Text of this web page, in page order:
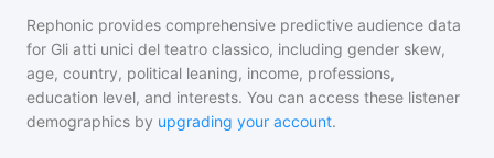
Rephonic provides comprehensive predictive audience data
for Gli atti unici del teatro classico, including gender skew,
age, country, political leaning, income, professions,
education level, and interests. You can access these listener
demographics by upgrading your account.